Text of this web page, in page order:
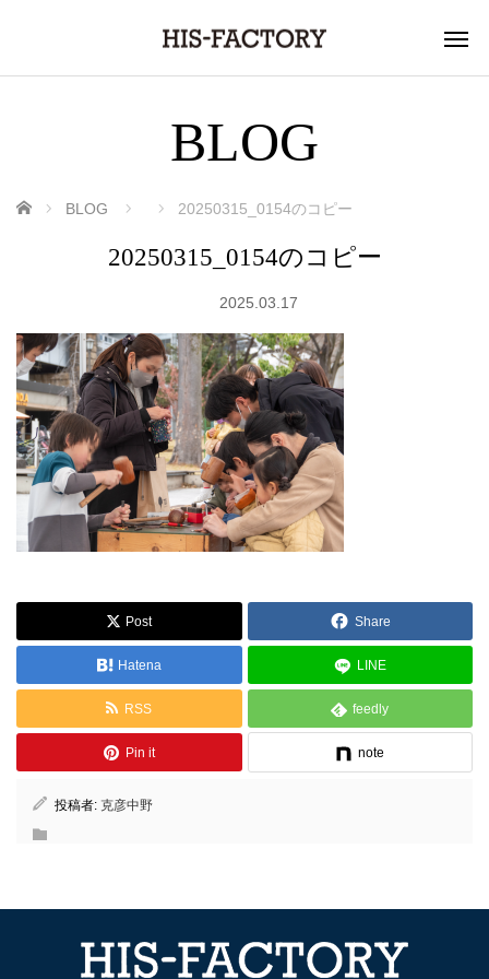
BLOG
ホーム BLOG 20250315_0154のコピー
20250315_0154のコピー
2025.03.17
Post Share
Hatena LINE
RSS feedly
Pin it note
投稿者: 克彦中野